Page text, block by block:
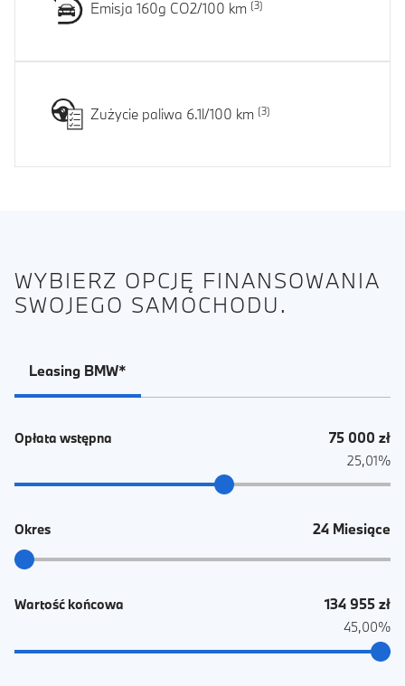
Emisja 160g CO2/100 km
Zużycie paliwa 6.1l/100 km
WYBIERZ OPCJĘ FINANSOWANIA
SWOJEGO SAMOCHODU.
Leasing BMW*
Opłata wstępna 75 000 zł
25,01%
Okres 24 Miesiące
Wartość końcowa 134 955 zł
45,00%